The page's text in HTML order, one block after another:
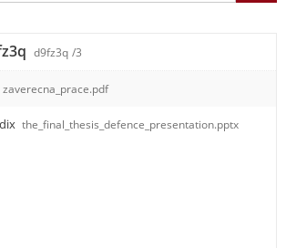
d9fz3q /3
zaverecna_prace.pdf
the_final_thesis_defence_presentation.pptx